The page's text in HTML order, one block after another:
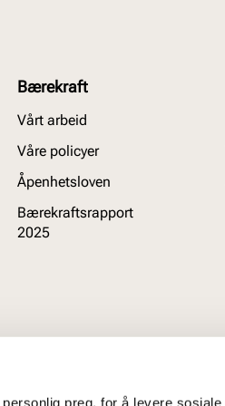
preg, for å levere sosiale
Bærekraft
Vårt arbeid
Våre policyer
Åpenhetsloven
Bærekraftsrapport
2025